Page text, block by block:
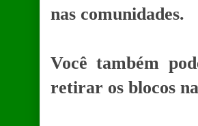
nas comunidades.
Você também
retirar os blocos